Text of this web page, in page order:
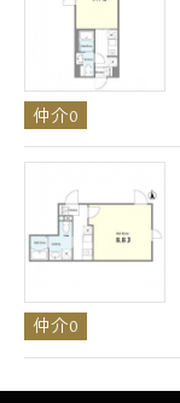
仲介0
仲介0